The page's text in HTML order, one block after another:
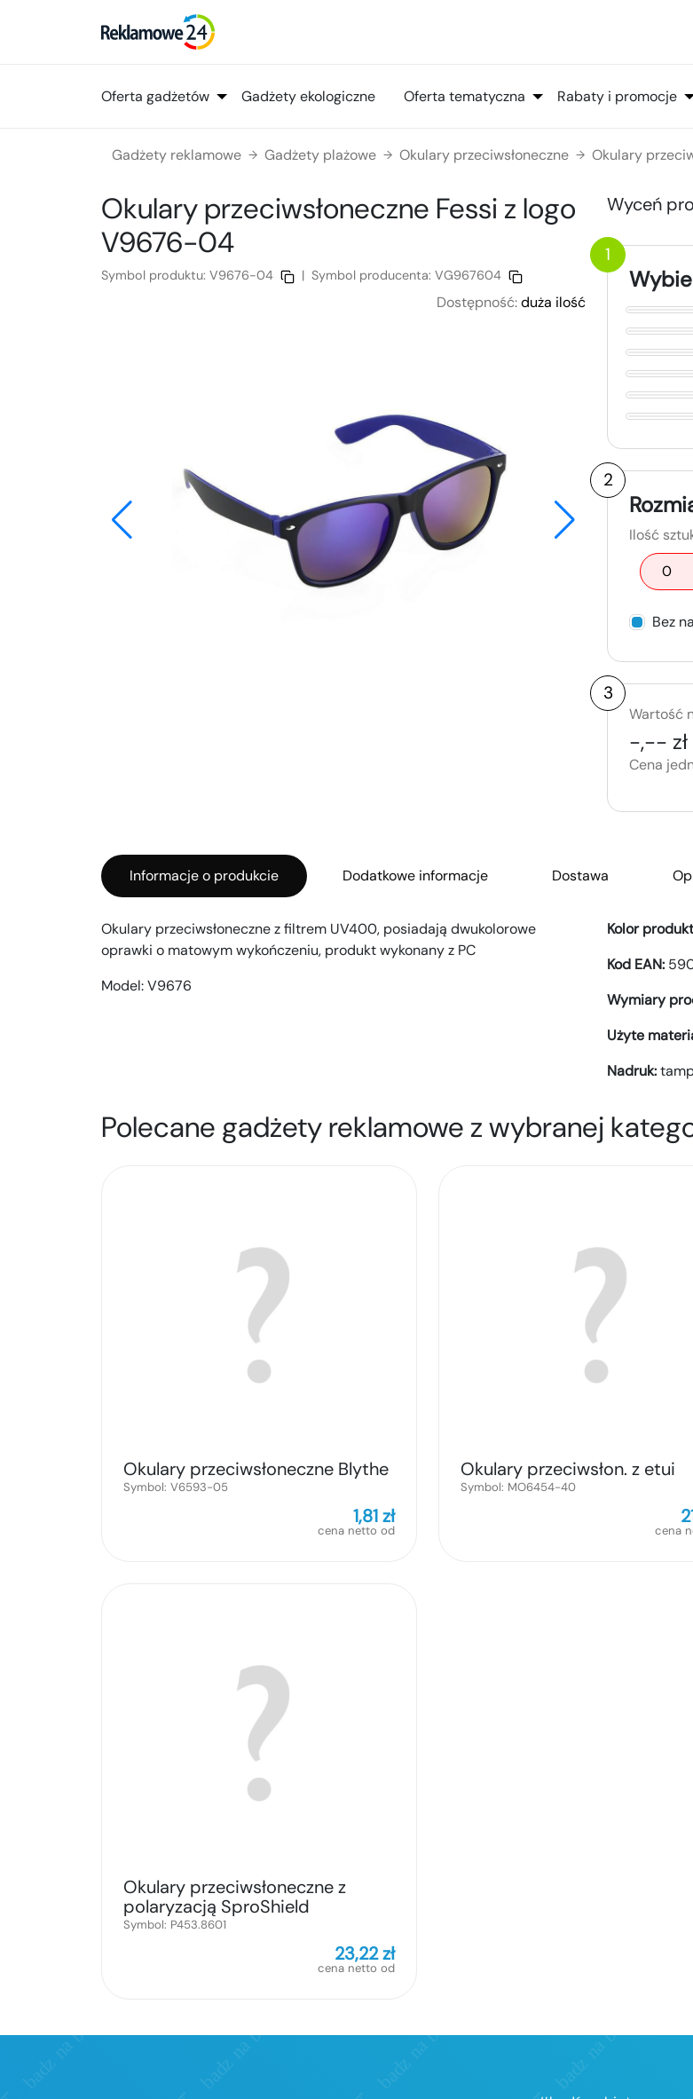
Oferta gadżetów Gadżety ekologiczne Oferta tematyczna Rabaty i promocje
Gadżety reklamowe → Gadżety plażowe → Okulary przeciwsłoneczne → Okulary
Okulary przeciwsłoneczne Fessi z logo
V9676-04
Symbol produktu: V9676-04 | Symbol producenta: VG967604
Dostępność:duża ilość
Wyceń
1
2
Ilość
Bez
3
Wartość
-,-- zł
Cena
Informacje o produkcie Dodatkowe informacje Dostawa
Okulary przeciwsłoneczne z filtrem UV400, posiadają dwukolorowe
oprawki o matowym wykończeniu, produkt wykonany z PC
Model:V9676
Kolor
Kod EAN:
Wymiary
Użyte
Nadruk:
Polecane gadżety reklamowe z wybranej
Okulary przeciwsłoneczne Blythe
Symbol: V6593-05
1,81zł
cena netto od
Okulary przeciwsłon. z etui
Symbol: MO6454-40
cena
Okulary przeciwsłoneczne z
polaryzacją SproShield
Symbol: P453.8601
23,22zł
cena netto od